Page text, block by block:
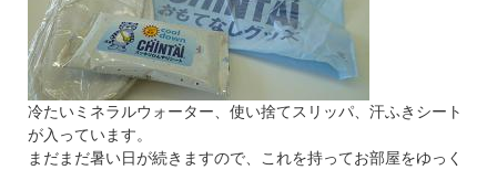
冷たいミネラルウォーター、使い捨てスリッパ、汗ふきシート
が入っています。
まだまだ暑い日が続きますので、これを持ってお部屋をゆっく